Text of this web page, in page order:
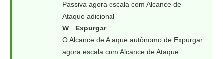
Passiva agora escala com Alcance de
Ataque adicional
W - Expurgar
O Alcance de Ataque autônomo de Expurgar
agora escala com Alcance de Ataque